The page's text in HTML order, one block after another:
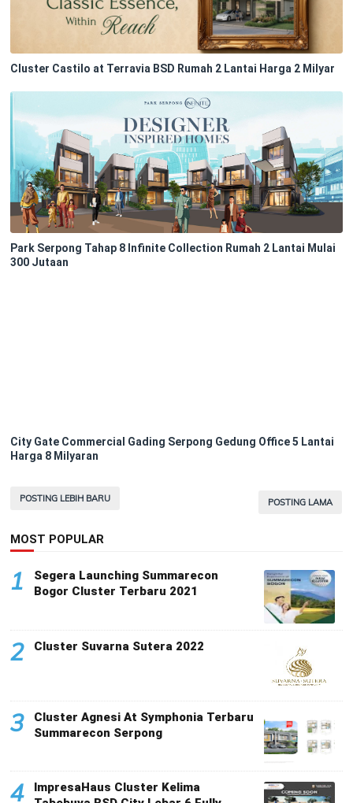
Cluster Castilo at Terravia BSD Rumah 2 Lantai Harga 2 Milyar
Park Serpong Tahap 8 Infinite Collection Rumah 2 Lantai Mulai
300 Jutaan
City Gate Commercial Gading Serpong Gedung Office 5 Lantai
Harga 8 Milyaran
POSTING LEBIH BARU POSTING LAMA
MOST POPULAR
1
Segera Launching Summarecon
Bogor Cluster Terbaru 2021
2 Cluster Suvarna Sutera 2022
3
Cluster Agnesi At Symphonia Terbaru
Summarecon Serpong
4
ImpresaHaus Cluster Kelima